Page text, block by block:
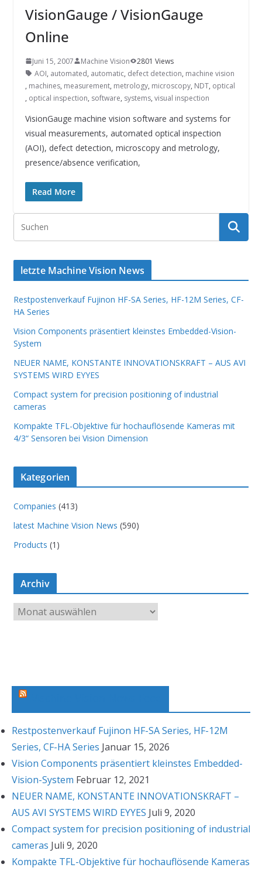
SYSTEMS WIRD EYYES
Compact system for precision
VisionGauge / VisionGauge
Online
Juni 15, 2007 Machine Vision
2801 Views
AOI, automated, automatic, defect detection, machine vision
, machines, measurement, metrology, microscopy, NDT, optical
, optical inspection, software, systems, visual inspection
VisionGauge machine vision software and systems for
visual measurements, automated optical inspection
(AOI), defect detection, microscopy and metrology,
presence/absence verification,
Read More
letzte Machine Vision News
Restpostenverkauf Fujinon HF-SA Series, HF-12M Series, CF-
HA Series
Vision Components präsentiert kleinstes Embedded-Vision-
System
NEUER NAME, KONSTANTE INNOVATIONSKRAFT – AUS AVI
SYSTEMS WIRD EYYES
Compact system for precision positioning of industrial
cameras
Kompakte TFL-Objektive für hochauflösende Kameras mit
4/3“ Sensoren bei Vision Dimension
Kategorien
Companies (413)
latest Machine Vision News (590)
Products (1)
Archiv
r
Restpostenverkauf Fujinon HF-SA Series, HF-12M
Series, CF-HA Series Januar 15, 2026
Vision Components präsentiert kleinstes Embedded-
Vision-System Februar 12, 2021
NEUER NAME, KONSTANTE INNOVATIONSKRAFT –
AUS AVI SYSTEMS WIRD EYYES Juli 9, 2020
Compact system for precision positioning of industrial
cameras Juli 9, 2020
Kompakte TFL-Objektive für hochauflösende Kameras